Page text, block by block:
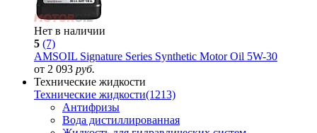
Нет в наличии
5 (7)
AMSOIL Signature Series Synthetic Motor Oil 5W-30
от 2 093 руб.
Технические жидкости
Технические жидкости(1213)
Антифризы
Вода дистиллированная